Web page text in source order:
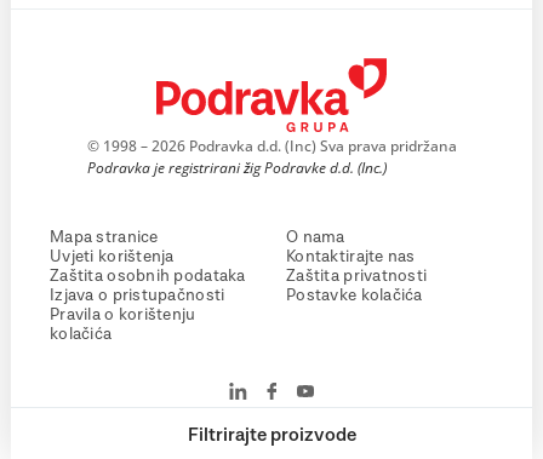
Filtrirajte proizvode
© 1998 – 2026 Podravka d.d. (Inc) Sva prava pridržana
Podravka je registrirani žig Podravke d.d. (Inc.)
Mapa stranice
Uvjeti korištenja
Zaštita osobnih podataka
Izjava o pristupačnosti
Pravila o korištenju
kolačića
O nama
Kontaktirajte nas
Zaštita privatnosti
Postavke kolačića